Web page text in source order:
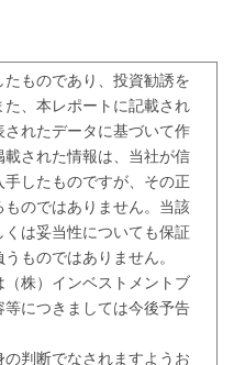
ものであり、投資勧誘を
、本レポートに記載され
れたデータに基づいて作
された情報は、当社が信
したものですが、その正
のではありません。当該
は妥当性についても保証
ものではありません。
株）インベストメントブ
につきましては今後予告
判断でなされますようお